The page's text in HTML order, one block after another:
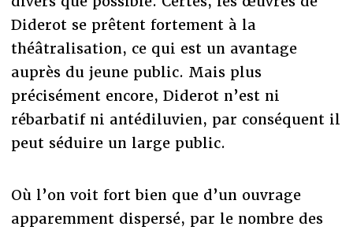
Diderot se prêtent fortement à la
théâtralisation, ce qui est un avantage
auprès du jeune public. Mais plus
précisément encore, Diderot n’est ni
rébarbatif ni antédiluvien, par conséquent il
peut séduire un large public.
Où l’on voit fort bien que d’un ouvrage
apparemment dispersé, par le nombre des